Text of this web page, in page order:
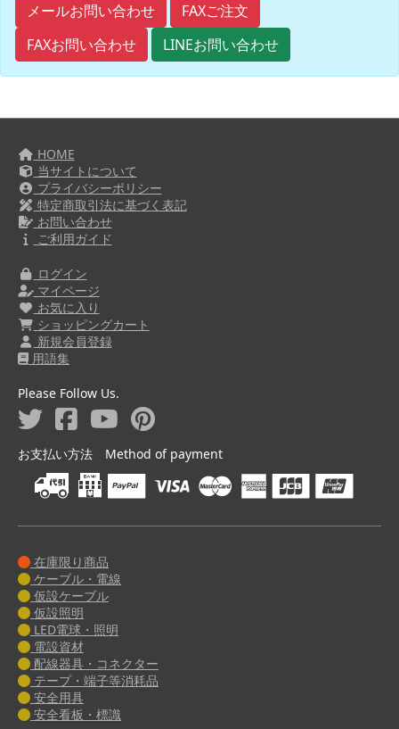
メールお問い合わせ
FAXご注文
FAXお問い合わせ
LINEお問い合わせ
HOME
当サイトについて
プライバシーポリシー
特定商取引法に基づく表記
お問い合わせ
ご利用ガイド
ログイン
マイページ
お気に入り
ショッピングカート
新規会員登録
用語集
Please Follow Us.
お支払い方法 Method of payment
在庫限り商品
ケーブル・電線
仮設ケーブル
仮設照明
LED電球・照明
電設資材
配線器具・コネクター
テープ・端子等消耗品
安全用具
安全看板・標識